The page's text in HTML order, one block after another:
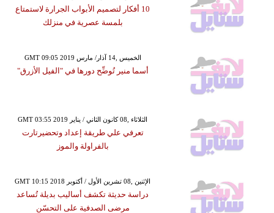
10 أفكار لتصميم الأبواب الجرارة لاستمتاع
بلمسة عصرية في منزلك
GMT 09:05 2019 الخميس ,14 آذار/ مارس
أسما منير تُوضِّح دورها في "الفيل الأزرق"
GMT 03:55 2019 الثلاثاء ,08 كانون الثاني / يناير
تعرفي علي طريقة إعداد وتحضيرتارت
بالفراولة والموز
GMT 10:15 2018 الإثنين ,08 تشرين الأول / أكتوبر
دراسة حديثة تكشف أساليب بديلة تُساعد
مرضى الصدفية على التحسّن